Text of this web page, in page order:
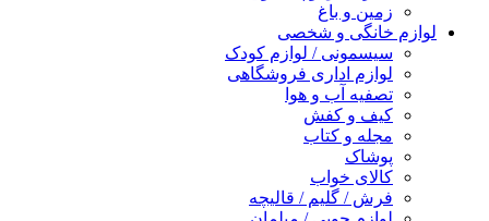
زمین و باغ
لوازم خانگی و شخصی
سیسمونی / لوازم کودک
لوازم اداری فروشگاهی
تصفیه آب و هوا
کیف و کفش
مجله و کتاب
پوشاک
کالای خواب
فرش / گلیم / قالیچه